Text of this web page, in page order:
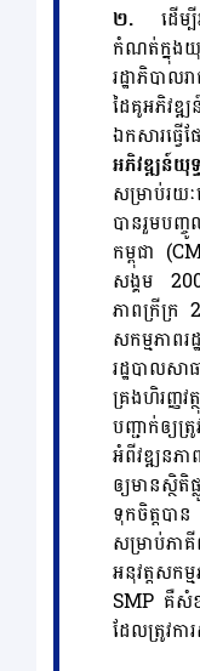
២. ដើម្បី
កំណត់ក្នុង
រដ្ឋាភិបា
ដៃគូអភិវឌ្
ឯកសារធ្
អភិវឌ្ឍ
សម្រាប់រ
បានរួមប
កម្ពុជា
សង្គម
ភាពក្រីក្រ
សកម្មភាព
រដ្ឋបាលស
គ្រងហិរញ្
បញ្ជាក់ឲ្យ
អំពីវឌ្ឍនភ
ឲ្យមានស្ថិតិ
ទុកចិត្តប
សម្រាប់ភា
អនុវត្តសកម្
SMP គឺសំខ
ដែលត្រូវក